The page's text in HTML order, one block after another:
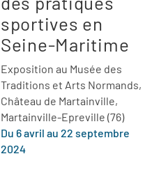
sportives en
Seine-Maritime
Exposition au Musée des
Traditions et Arts Normands,
Château de Martainville,
Martainville-Epreville (76)
Du 6 avril au 22 septembre
2024